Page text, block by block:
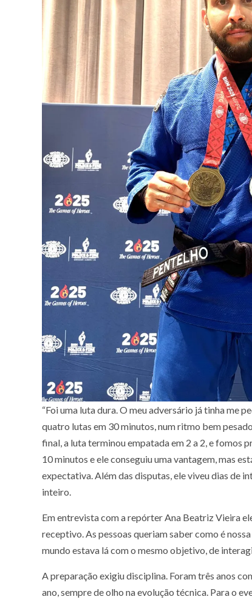
“Foi uma luta dura. O meu adversário já tinha me
quatro lutas em 30 minutos, num ritmo bem
final, a luta terminou empatada em 2 a 2, e fomos
10 minutos e ele conseguiu uma vantagem, mas
expectativa. Além das disputas, ele viveu dias de
inteiro.
Em entrevista com a repórter Ana Beatriz Vieira
receptivo. As pessoas queriam saber como é
mundo estava lá com o mesmo objetivo, de
A preparação exigiu disciplina. Foram três anos
ano, sempre de olho na evolução técnica. Para o